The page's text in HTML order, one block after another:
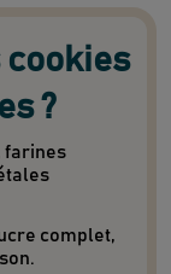
cookies
?
farines
complet,